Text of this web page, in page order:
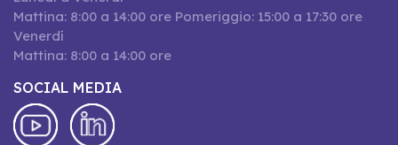
Mattina: 8:00 a 14:00 ore Pomeriggio: 15:00 a 17:30 ore
Venerdí
Mattina: 8:00 a 14:00 ore
SOCIAL MEDIA